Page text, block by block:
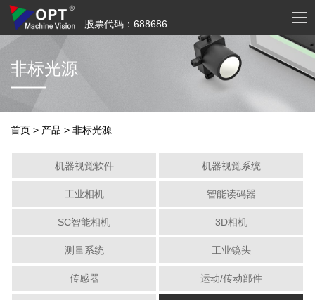
股票代码：688686
非标光源
首页 > 产品 > 非标光源
机器视觉软件 机器视觉系统
工业相机 智能读码器
SC智能相机 3D相机
测量系统 工业镜头
传感器 运动/传动部件